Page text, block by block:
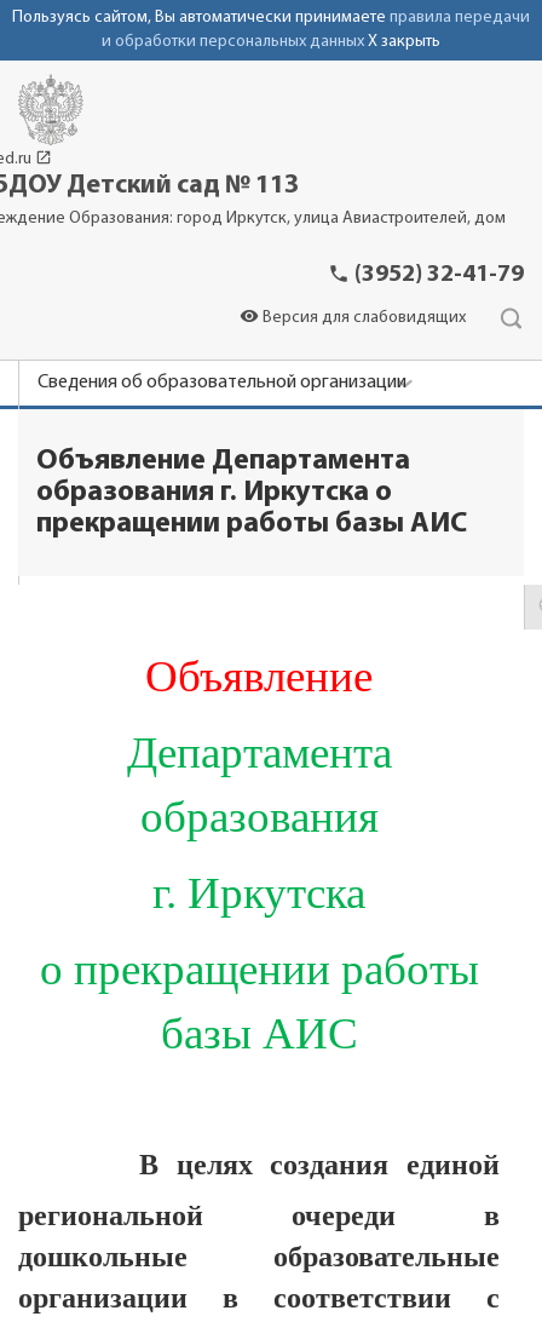
Пользуясь сайтом, Вы автоматически принимаете правила передачи
и обработки персональных данных X закрыть
launch
Детский сад № 113
Образования: город Иркутск, улица Авиастроителей, дом
phone (3952) 32-41-79
visibility Версия для слабовидящих
Сведения об образовательной организации
Родителям
Фотоальбомы
Объявление Департамента
образования г. Иркутска о
прекращении работы базы АИС
Объявление
Департамента
образования
г. Иркутска
о прекращении работы
базы АИС
В целях создания единой
региональной очереди в
дошкольные образовательные
организации в соответствии с